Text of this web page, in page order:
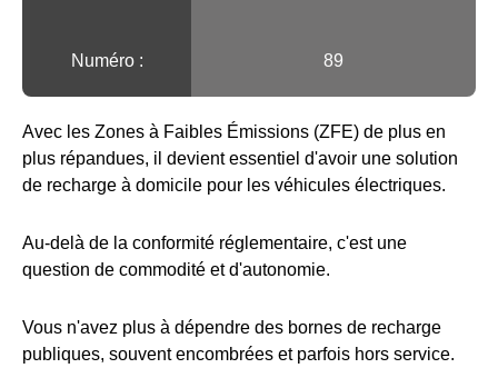
Numéro : 89
Avec les Zones à Faibles Émissions (ZFE) de plus en
plus répandues, il devient essentiel d'avoir une solution
de recharge à domicile pour les véhicules électriques.
Au-delà de la conformité réglementaire, c'est une
question de commodité et d'autonomie.
Vous n'avez plus à dépendre des bornes de recharge
publiques, souvent encombrées et parfois hors service.